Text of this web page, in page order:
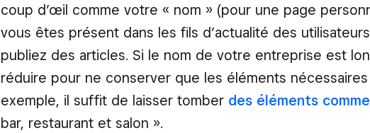
coup d’œil comme votre « nom » (pour une page
vous êtes présent dans les fils d’actualité des
publiez des articles. Si le nom de votre entreprise est
réduire pour ne conserver que les éléments
exemple, il suffit de laisser tomber des éléments
bar, restaurant et salon ».